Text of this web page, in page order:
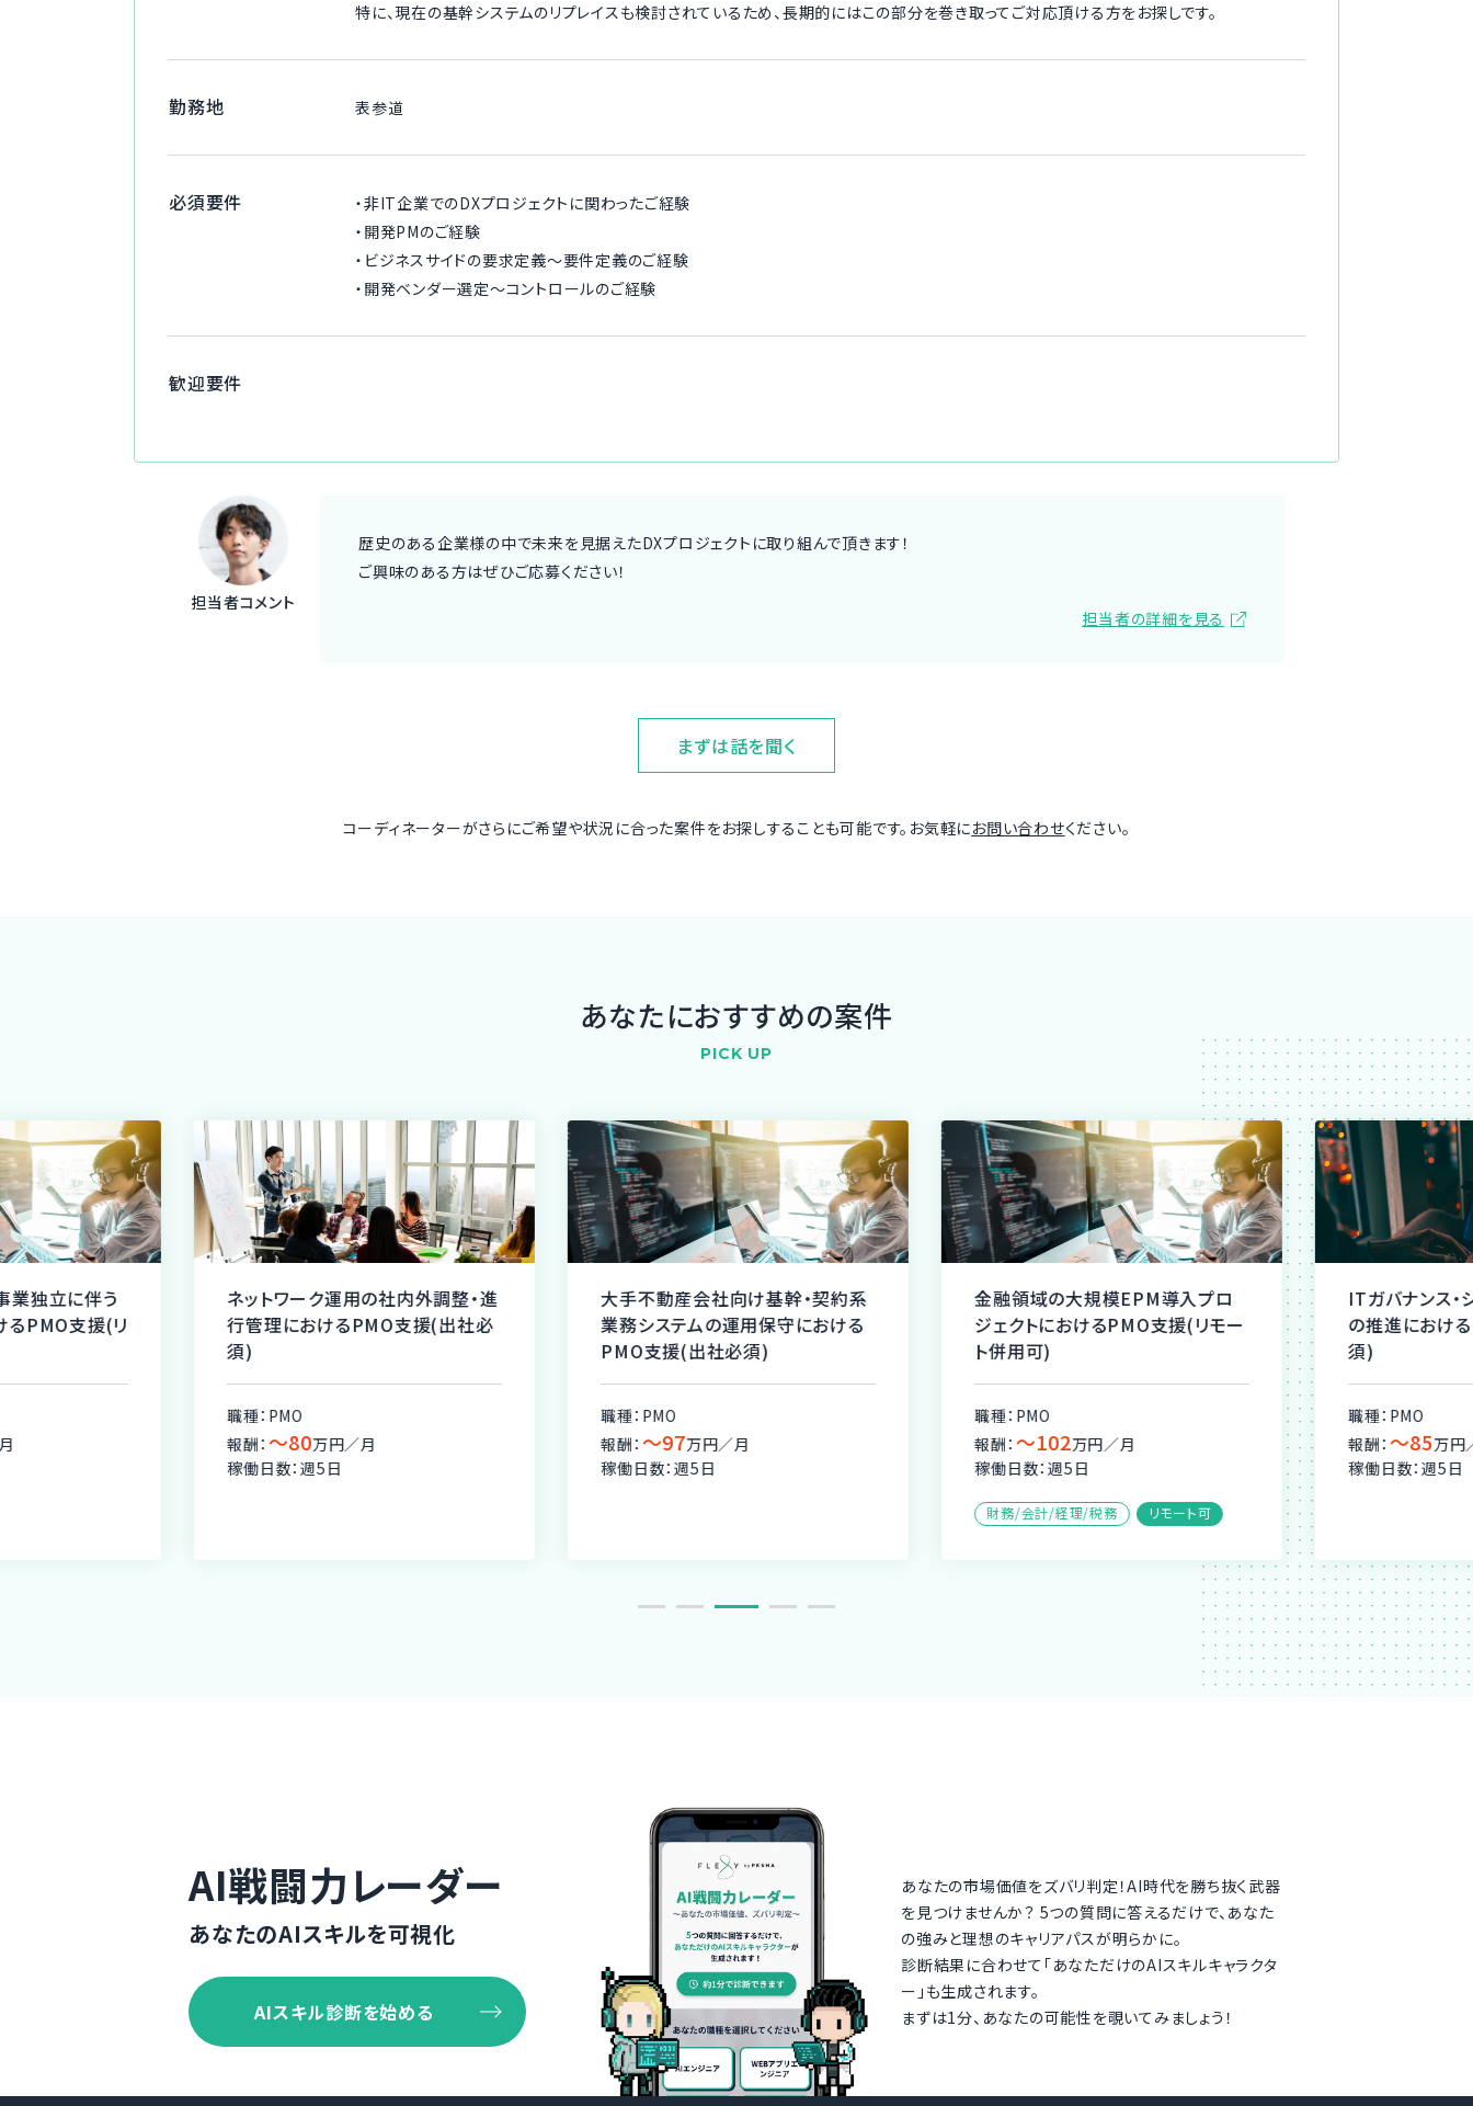
特に、現在の基幹システムのリプレイスも検討されているため、長期的にはこの部分を巻き取ってご対応頂ける方をお探しです。
勤務地 表参道
必須要件
・非IT企業でのDXプロジェクトに関わったご経験
・開発PMのご経験
・ビジネスサイドの要求定義〜要件定義のご経験
・開発ベンダー選定〜コントロールのご経験
歓迎要件
担当者コメント
歴史のある企業様の中で未来を見据えたDXプロジェクトに取り組んで頂きます！
ご興味のある方はぜひご応募ください！
担当者の詳細を見る
まずは話を聞く
コーディネーターがさらにご希望や状況に合った案件をお探しすることも可能です。お気軽にお問い合わせください。
あなたにおすすめの案件
PICK UP
業独立に伴う
るPMO支援(リ
ネットワーク運用の社内外調整・進
行管理におけるPMO支援(出社必
須)
職種：PMO
報酬： 〜80万円／月
稼働日数：週5日
大手不動産会社向け基幹・契約系
業務システムの運用保守における
PMO支援(出社必須)
職種：PMO
報酬： 〜97万円／月
稼働日数：週5日
金融領域の大規模EPM導入プロ
ジェクトにおけるPMO支援(リモー
ト併用可)
職種：PMO
報酬： 〜102万円／月
稼働日数：週5日
財務/会計/経理/税務 リモート可
ITガバナンス
の推進におけ
須)
職種：PMO
報酬： 〜85万円
稼働日数：週5日
AI戦闘力レーダー
あなたのAIスキルを可視化
AIスキル診断を始める
あなたの市場価値をズバリ判定！AI時代を勝ち抜く武器
を見つけませんか？ 5つの質問に答えるだけで、あなた
の強みと理想のキャリアパスが明らかに。
診断結果に合わせて「あなただけのAIスキルキャラクタ
ー」も生成されます。
まずは1分、あなたの可能性を覗いてみましょう！